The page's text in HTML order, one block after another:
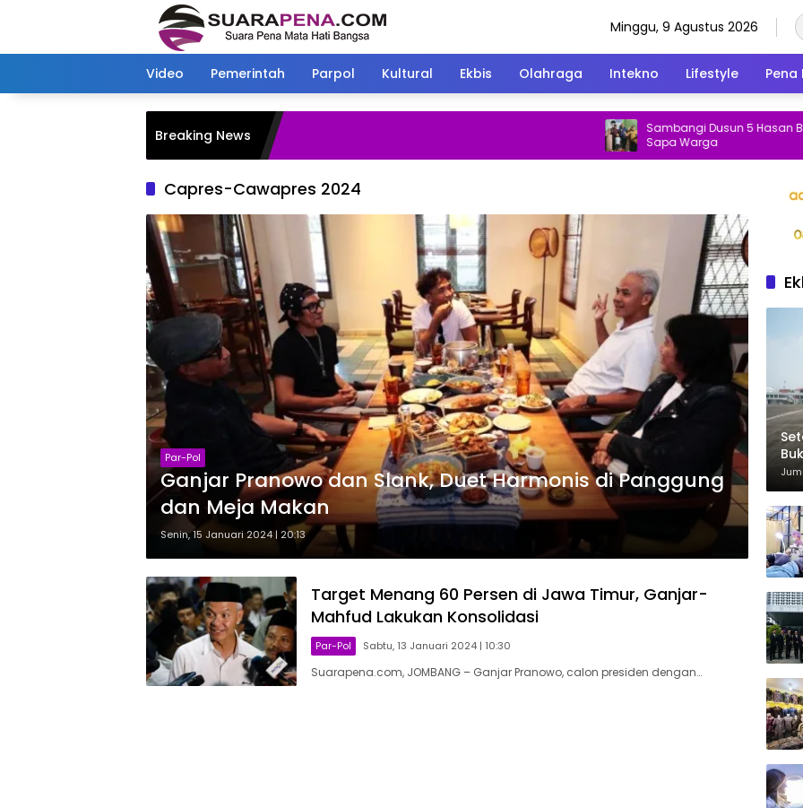
Minggu, 9 Agustus 2026
Video Pemerintah Parpol Kultural Ekbis Olahraga Intekno Lifestyle Pena
Breaking News
Sambangi Dusun 5 Hasan Basri Tak
Sapa Warga
Capres-Cawapres 2024
Par-Pol
Ganjar Pranowo dan Slank, Duet Harmonis di Panggung
dan Meja Makan
Senin, 15 Januari 2024 | 20:13
Target Menang 60 Persen di Jawa Timur, Ganjar-
Mahfud Lakukan Konsolidasi
Par-Pol Sabtu, 13 Januari 2024 | 10:30
Suarapena.com, JOMBANG – Ganjar Pranowo, calon presiden dengan…